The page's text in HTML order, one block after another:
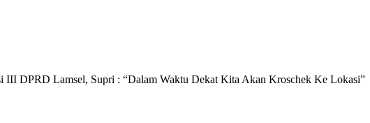
III DPRD Lamsel, Supri : “Dalam Waktu Dekat Kita Akan Kroschek Ke Lokasi”